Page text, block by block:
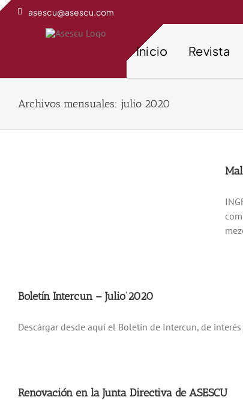
Saltar
asescu@asescu.com
Inicio Revista
Archivos mensuales: julio 2020
Boletín Intercun – Julio’2020
Descárgar desde aquí el Boletín de Intercun, de
Renovación en la Junta Directiva de ASESCU